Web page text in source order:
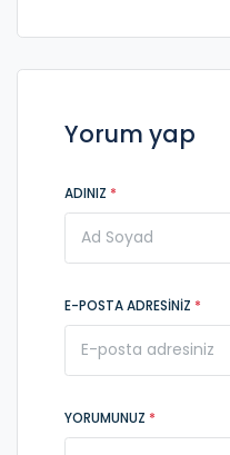
Yorum yap
ADINIZ *
E-POSTA ADRESINIZ *
YORUMUNUZ *